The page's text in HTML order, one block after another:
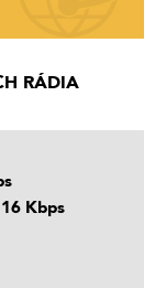
RÁDIA
Kbps